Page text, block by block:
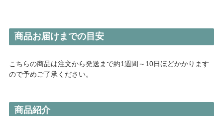
商品お届けまでの目安
こちらの商品は注文から発送まで約1週間～10日ほどかかります
ので予めご了承ください。
商品紹介